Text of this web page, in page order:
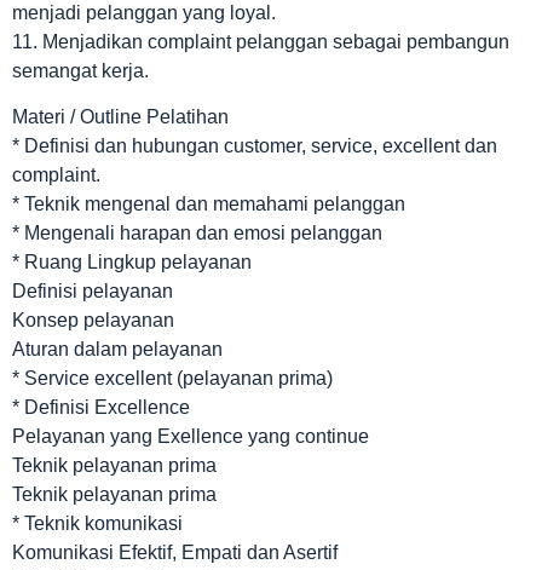
menjadi pelanggan yang loyal.
11. Menjadikan complaint pelanggan sebagai pembangun
semangat kerja.
Materi / Outline Pelatihan
* Definisi dan hubungan customer, service, excellent dan
complaint.
* Teknik mengenal dan memahami pelanggan
* Mengenali harapan dan emosi pelanggan
* Ruang Lingkup pelayanan
Definisi pelayanan
Konsep pelayanan
Aturan dalam pelayanan
* Service excellent (pelayanan prima)
* Definisi Excellence
Pelayanan yang Exellence yang continue
Teknik pelayanan prima
Teknik pelayanan prima
* Teknik komunikasi
Komunikasi Efektif, Empati dan Asertif